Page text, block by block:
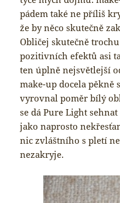
pádem také ne příliš
že by něco skutečně
Obličej skutečně
pozitivních efektů asi
ten úplně nejsvětlejší
make-up docela pěkně
vyrovnal poměr bílý
se dá Pure Light
jako naprosto
nic zvláštního s pletí
nezakryje.